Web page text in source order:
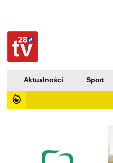
Aktualności Sport